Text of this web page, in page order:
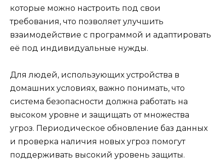
которые можно настроить под свои
требования, что позволяет улучшить
взаимодействие с программой и адаптировать
её под индивидуальные нужды.
Для людей, использующих устройства в
домашних условиях, важно понимать, что
система безопасности должна работать на
высоком уровне и защищать от множества
угроз. Периодическое обновление баз данных
и проверка наличия новых угроз помогут
поддерживать высокий уровень защиты.